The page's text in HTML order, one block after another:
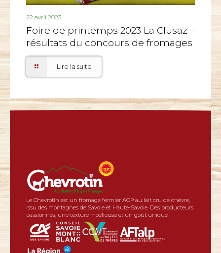
22 avril 2023
Foire de printemps 2023 La Clusaz –
résultats du concours de fromages
Lire la suite
Le Chevrotin est un fromage fermier AOP au lait cru de chèvre,
issu des montagnes de Savoie et Haute-Savoie. Des producteurs
passionnés, une texture moelleuse et un goût unique !